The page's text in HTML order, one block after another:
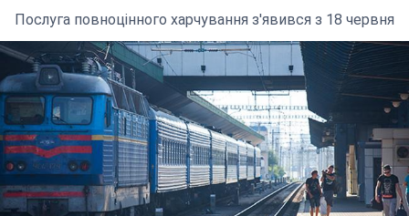
Послуга повноцінного харчування з'явився з 18 червня